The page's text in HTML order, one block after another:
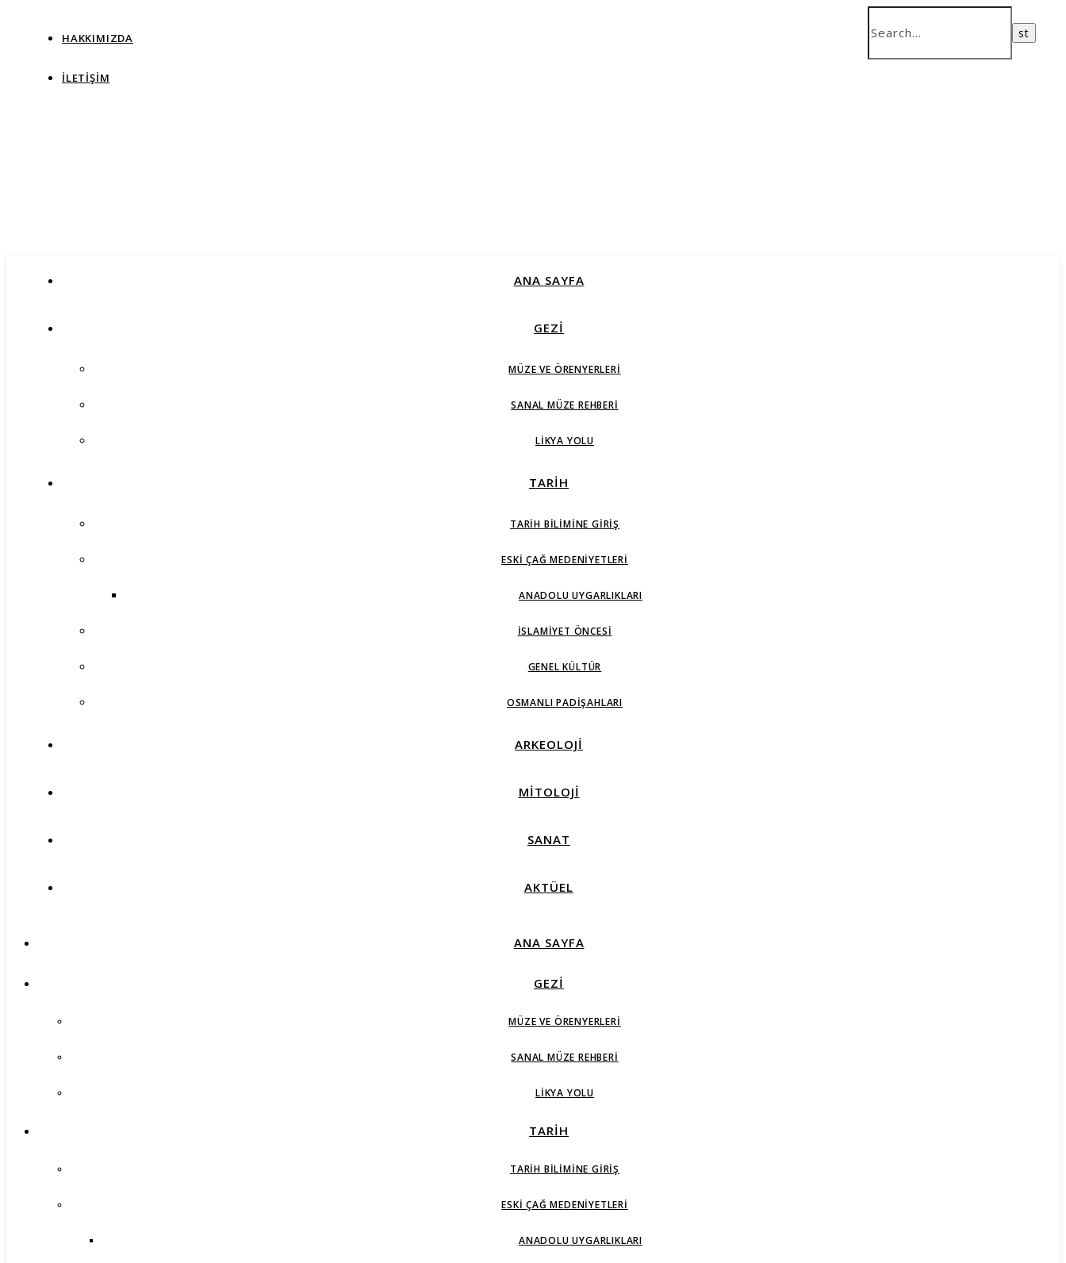
HAKKIMIZDA
İLETIŞIM
ANA SAYFA
GEZİ
MÜZE VE ÖRENYERLERI
SANAL MÜZE REHBERI
LIKYA YOLU
TARİH
TARIH BILIMINE GIRIŞ
ESKI ÇAĞ MEDENIYETLERI
ANADOLU UYGARLIKLARI
İSLAMIYET ÖNCESI
GENEL KÜLTÜR
OSMANLI PADIŞAHLARI
ARKEOLOJİ
MİTOLOJİ
SANAT
AKTÜEL
ANA SAYFA
GEZİ
MÜZE VE ÖRENYERLERI
SANAL MÜZE REHBERI
LIKYA YOLU
TARİH
TARIH BILIMINE GIRIŞ
ESKI ÇAĞ MEDENIYETLERI
ANADOLU UYGARLIKLARI